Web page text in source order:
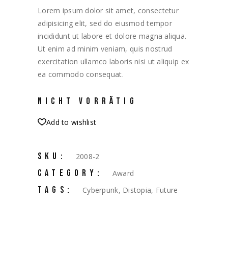
Lorem ipsum dolor sit amet, consectetur
adipisicing elit, sed do eiusmod tempor
incididunt ut labore et dolore magna aliqua.
Ut enim ad minim veniam, quis nostrud
exercitation ullamco laboris nisi ut aliquip ex
ea commodo consequat.
NICHT VORRÄTIG
Add to wishlist
SKU: 2008-2
CATEGORY: Award
TAGS: Cyberpunk, Distopia, Future